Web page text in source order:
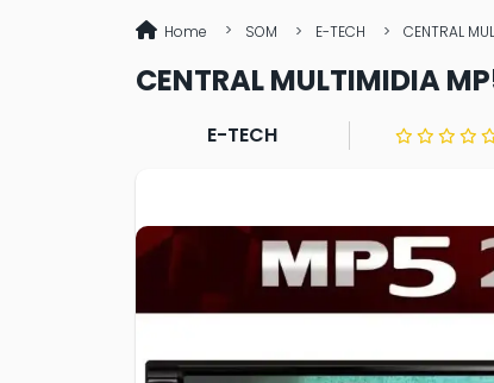
Home SOM E-TECH CENTRAL
CENTRAL MULTIMIDIA
E-TECH